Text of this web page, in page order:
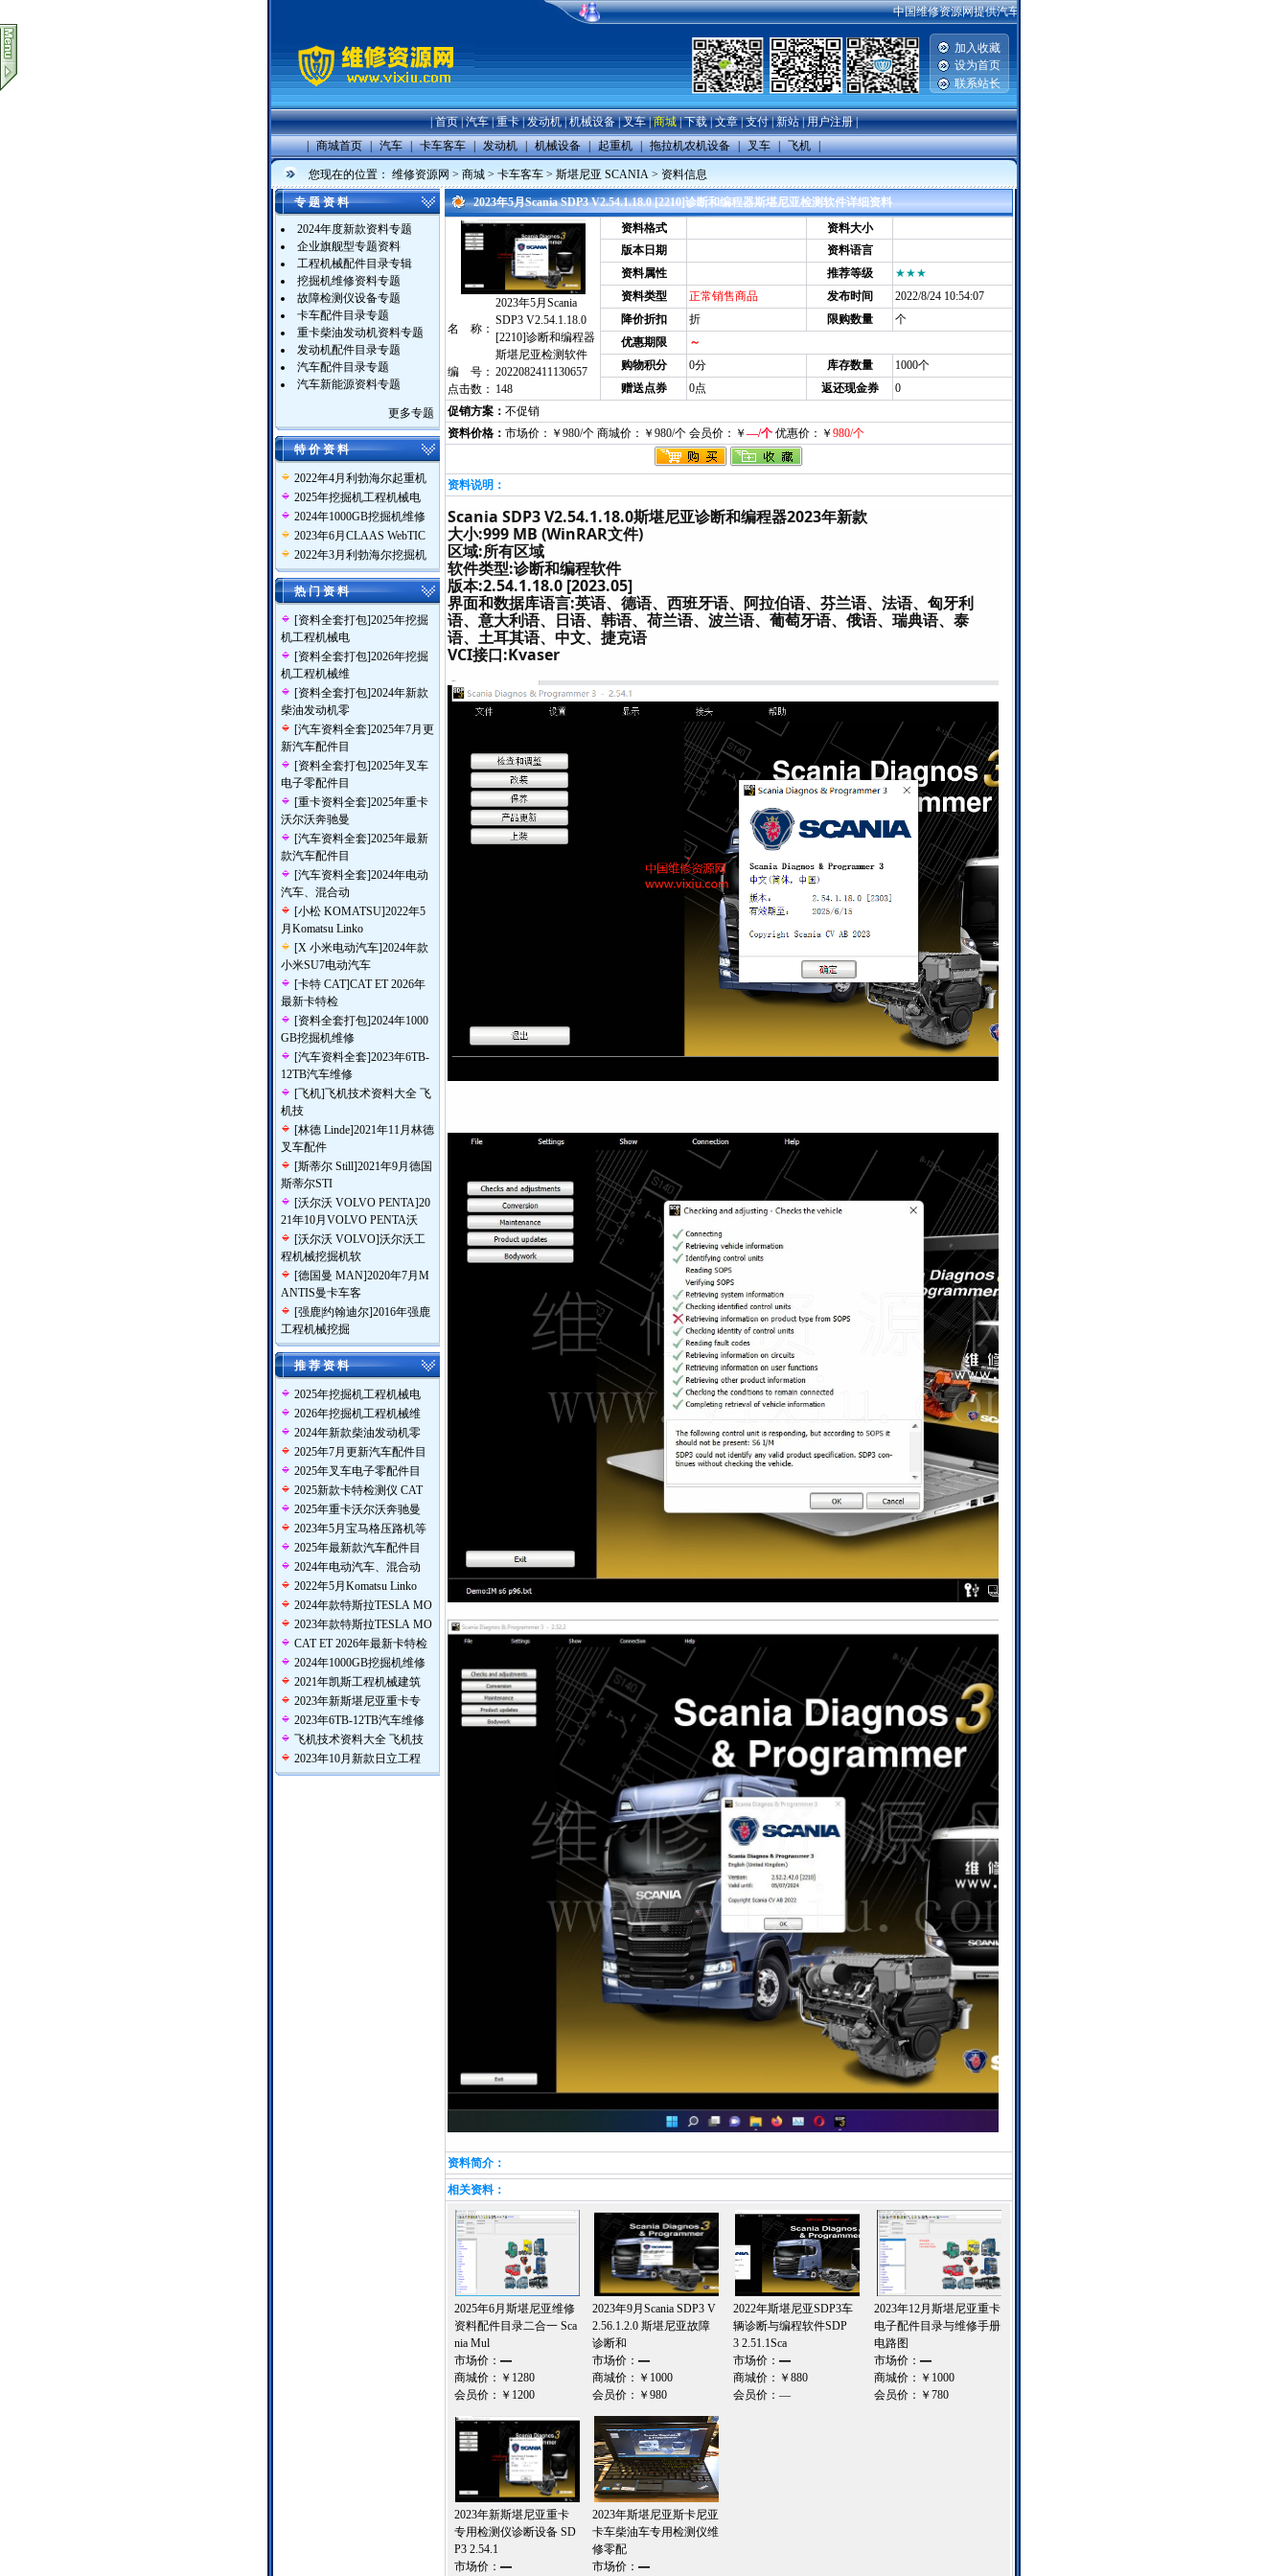
中国维修资源网提供汽车维修资料，手机维修资料，电脑主板|硬盘|显示器维
加入收藏
设为首页
联系站长
|首页|汽车|重卡|发动机|机械设备|叉车|商城|下载|文章|支付|新站|用户注册|
| 商城首页 | 汽车 | 卡车客车 | 发动机 | 机械设备 | 起重机 | 拖拉机农机设备 | 叉车 | 飞机 |
您现在的位置： 维修资源网 > 商城 > 卡车客车 > 斯堪尼亚 SCANIA > 资料信息
专 题 资 料
2024年度新款资料专题
企业旗舰型专题资料
工程机械配件目录专辑
挖掘机维修资料专题
故障检测仪设备专题
卡车配件目录专题
重卡柴油发动机资料专题
发动机配件目录专题
汽车配件目录专题
汽车新能源资料专题
更多专题
特 价 资 料
2022年4月利勃海尔起重机
2025年挖掘机工程机械电
2024年1000GB挖掘机维修
2023年6月CLAAS WebTIC
2022年3月利勃海尔挖掘机
热 门 资 料
[资料全套打包]2025年挖掘
机工程机械电
[资料全套打包]2026年挖掘
机工程机械维
[资料全套打包]2024年新款
柴油发动机零
[汽车资料全套]2025年7月更
新汽车配件目
[资料全套打包]2025年叉车
电子零配件目
[重卡资料全套]2025年重卡
沃尔沃奔驰曼
[汽车资料全套]2025年最新
款汽车配件目
[汽车资料全套]2024年电动
汽车、混合动
[小松 KOMATSU]2022年5
月Komatsu Linko
[X 小米电动汽车]2024年款
小米SU7电动汽车
[卡特 CAT]CAT ET 2026年
最新卡特检
[资料全套打包]2024年1000
GB挖掘机维修
[汽车资料全套]2023年6TB-
12TB汽车维修
[飞机]飞机技术资料大全 飞
机技
[林德 Linde]2021年11月林德
叉车配件
[斯蒂尔 Still]2021年9月德国
斯蒂尔STI
[沃尔沃 VOLVO PENTA]20
21年10月VOLVO PENTA沃
[沃尔沃 VOLVO]沃尔沃工
程机械挖掘机软
[德国曼 MAN]2020年7月M
ANTIS曼卡车客
[强鹿|约翰迪尔]2016年强鹿
工程机械挖掘
推 荐 资 料
2025年挖掘机工程机械电
2026年挖掘机工程机械维
2024年新款柴油发动机零
2025年7月更新汽车配件目
2025年叉车电子零配件目
2025新款卡特检测仪 CAT
2025年重卡沃尔沃奔驰曼
2023年5月宝马格压路机等
2025年最新款汽车配件目
2024年电动汽车、混合动
2022年5月Komatsu Linko
2024年款特斯拉TESLA MO
2023年款特斯拉TESLA MO
CAT ET 2026年最新卡特检
2024年1000GB挖掘机维修
2021年凯斯工程机械建筑
2023年新斯堪尼亚重卡专
2023年6TB-12TB汽车维修
飞机技术资料大全 飞机技
2023年10月新款日立工程
2023年5月Scania SDP3 V2.54.1.18.0 [2210]诊断和编程器斯堪尼亚检测软件详细资料
名 称：
2023年5月Scania
SDP3 V2.54.1.18.0
[2210]诊断和编程器
斯堪尼亚检测软件
编 号： 2022082411130657
点击数： 148
资料格式
资料大小
版本日期
资料语言
资料属性
推荐等级
★★★
资料类型
正常销售商品 发布时间
2022/8/24 10:54:07
降价折扣
折 限购数量
个
优惠期限
～
购物积分
0分 库存数量
1000个
赠送点券
0点 返还现金券
0
促销方案： 不促销
资料价格： 市场价：￥980/个 商城价：￥980/个 会员价：￥ —/个 优惠价：￥ 980/个
资料说明：
Scania SDP3 V2.54.1.18.0斯堪尼亚诊断和编程器2023年新款
大小:999 MB (WinRAR文件)
区域:所有区域
软件类型:诊断和编程软件
版本:2.54.1.18.0 [2023.05]
界面和数据库语言:英语、德语、西班牙语、阿拉伯语、芬兰语、法语、匈牙利
语、意大利语、日语、韩语、荷兰语、波兰语、葡萄牙语、俄语、瑞典语、泰
语、土耳其语、中文、捷克语
VCI接口:Kvaser
资料简介：
相关资料：
2025年6月斯堪尼亚维修
资料配件目录二合一 Sca
nia Mul
市场价： —
商城价： ￥1280
会员价： ￥1200
2023年9月Scania SDP3 V
2.56.1.2.0 斯堪尼亚故障
诊断和
市场价： —
商城价： ￥1000
会员价： ￥980
2022年斯堪尼亚SDP3车
辆诊断与编程软件SDP
3 2.51.1Sca
市场价： —
商城价： ￥880
会员价： —
2023年12月斯堪尼亚重卡
电子配件目录与维修手册
电路图
市场价： —
商城价： ￥1000
会员价： ￥780
2023年新斯堪尼亚重卡
专用检测仪诊断设备 SD
P3 2.54.1
市场价： —
2023年斯堪尼亚斯卡尼亚
卡车柴油车专用检测仪维
修零配
市场价： —